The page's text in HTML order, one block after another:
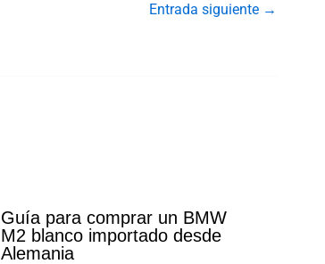
Entrada siguiente →
Guía para comprar un BMW
M2 blanco importado desde
Alemania